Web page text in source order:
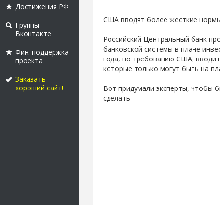
Достижения РФ
Группы
Вконтакте
Фин. поддержка
проекта
Заказать
хороший сайт!
США вводят более жесткие
Российский Центральный банк
банковской системы в плане
года, по требованию США,
которые только могут быть на
Вот придумали эксперты, чтобы
сделать